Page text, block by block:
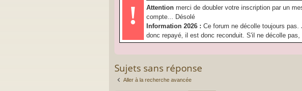
!
Attention merci de doubler votre inscription par un
compte... Désolé
Information 2026 : Ce forum ne décolle toujours
donc repayé, il est donc reconduit. S'il ne décolle
Sujets sans réponse
Aller à la recherche avancée